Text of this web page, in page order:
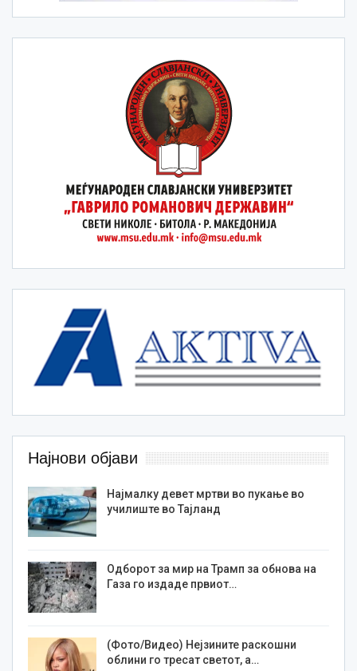
Најнови објави
Најмалку девет мртви во пукање во
училиште во Тајланд
Одборот за мир на Трамп за обнова на
Газа го издаде првиот…
(Фото/Видео) Нејзините раскошни
облини го тресат светот, а…